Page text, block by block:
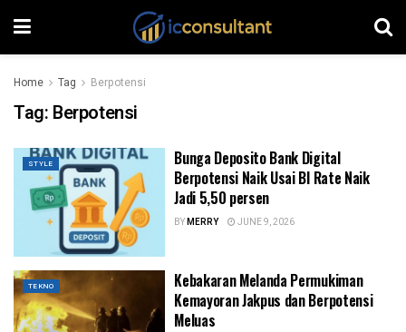
Home Tag Berpotensi
Tag: Berpotensi
STYLE
Bunga Deposito Bank Digital
Berpotensi Naik Usai BI Rate Naik
Jadi 5,50 persen
BYMERRY JUNE 9, 2026
TEKNO
Kebakaran Melanda Permukiman
Kemayoran Jakpus dan Berpotensi
Meluas